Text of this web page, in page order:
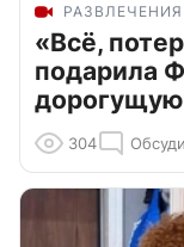
РАЗВЛЕЧЕНИЯ
«Всё,
подарила
дорогущую
304